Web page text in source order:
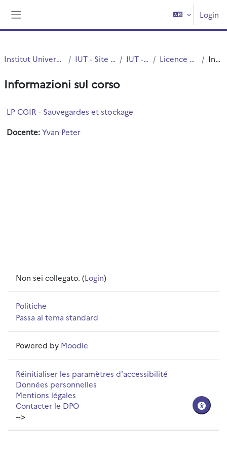
Login
Institut Universitaire de Technologie (IUT) IUT - Site de Villeneuve d'Ascq IUT - Informatique Licence Professionnelle CGIR Introduzione
Informazioni sul corso
LP CGIR - Sauvegardes et stockage
Docente:Yvan Peter
Non sei collegato. (Login)
Politiche
Passa al tema standard
Powered by Moodle
Réinitialiser les paramètres d'accessibilité
Données personnelles
Mentions légales
Contacter le DPO
-->